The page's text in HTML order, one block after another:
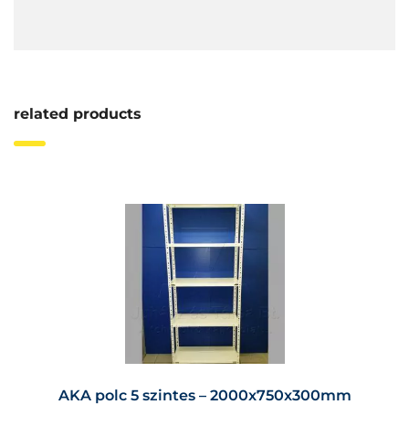
related products
AKA polc 5 szintes – 2000x750x300mm